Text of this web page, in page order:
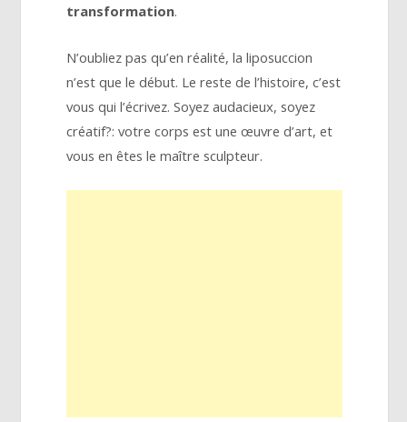
transformation.
N’oubliez pas qu’en réalité, la liposuccion
n’est que le début. Le reste de l’histoire, c’est
vous qui l’écrivez. Soyez audacieux, soyez
créatif?: votre corps est une œuvre d’art, et
vous en êtes le maître sculpteur.